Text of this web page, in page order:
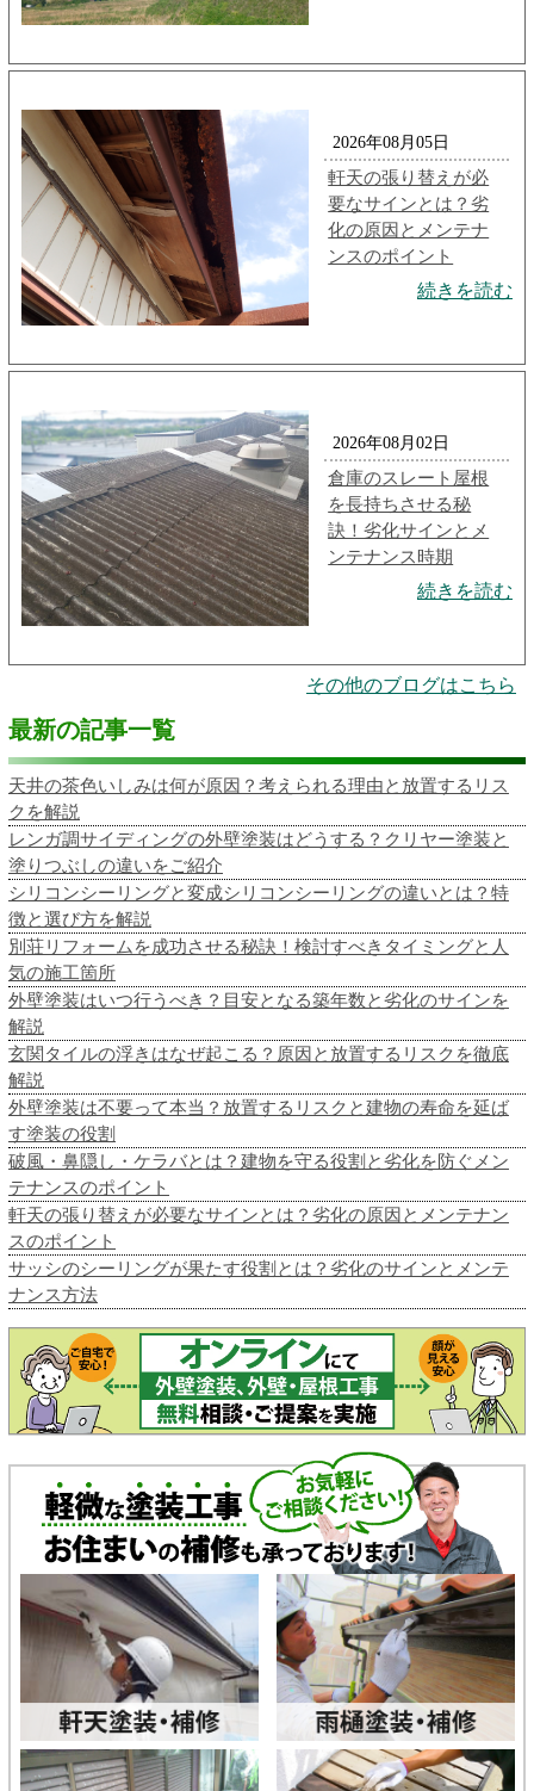
2026年08月05日
軒天の張り替えが必
要なサインとは？劣
化の原因とメンテナ
ンスのポイント
続きを読む
2026年08月02日
倉庫のスレート屋根
を長持ちさせる秘
訣！劣化サインとメ
ンテナンス時期
続きを読む
その他のブログはこちら
最新の記事一覧
天井の茶色いしみは何が原因？考えられる理由と放置するリス
クを解説
レンガ調サイディングの外壁塗装はどうする？クリヤー塗装と
塗りつぶしの違いをご紹介
シリコンシーリングと変成シリコンシーリングの違いとは？特
徴と選び方を解説
別荘リフォームを成功させる秘訣！検討すべきタイミングと人
気の施工箇所
外壁塗装はいつ行うべき？目安となる築年数と劣化のサインを
解説
玄関タイルの浮きはなぜ起こる？原因と放置するリスクを徹底
解説
外壁塗装は不要って本当？放置するリスクと建物の寿命を延ば
す塗装の役割
破風・鼻隠し・ケラバとは？建物を守る役割と劣化を防ぐメン
テナンスのポイント
軒天の張り替えが必要なサインとは？劣化の原因とメンテナン
スのポイント
サッシのシーリングが果たす役割とは？劣化のサインとメンテ
ナンス方法